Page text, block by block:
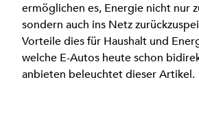
ermöglichen es, Energie nicht nur
sondern auch ins Netz
Vorteile dies für Haushalt und
welche E-Autos heute schon
anbieten beleuchtet dieser Artikel.